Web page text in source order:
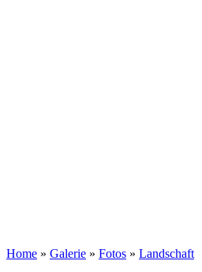
Home » Galerie » Fotos » Landschaft